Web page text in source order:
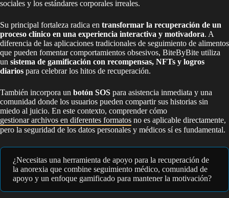
sociales y los estándares corporales irreales.
Su principal fortaleza radica en transformar la recuperación de un
proceso clínico en una experiencia interactiva y motivadora. A
diferencia de las aplicaciones tradicionales de seguimiento de alimentos
que pueden fomentar comportamientos obsesivos, BiteByBite utiliza
un sistema de gamificación con recompensas, NFTs y logros
diarios para celebrar los hitos de recuperación.
También incorpora un botón SOS para asistencia inmediata y una
comunidad donde los usuarios pueden compartir sus historias sin
miedo al juicio. En este contexto, comprender cómo
gestionar archivos en diferentes formatos no es aplicable directamente,
pero la seguridad de los datos personales y médicos sí es fundamental.
¿Necesitas una herramienta de apoyo para la recuperación de
la anorexia que combine seguimiento médico, comunidad de
apoyo y un enfoque gamificado para mantener la motivación?